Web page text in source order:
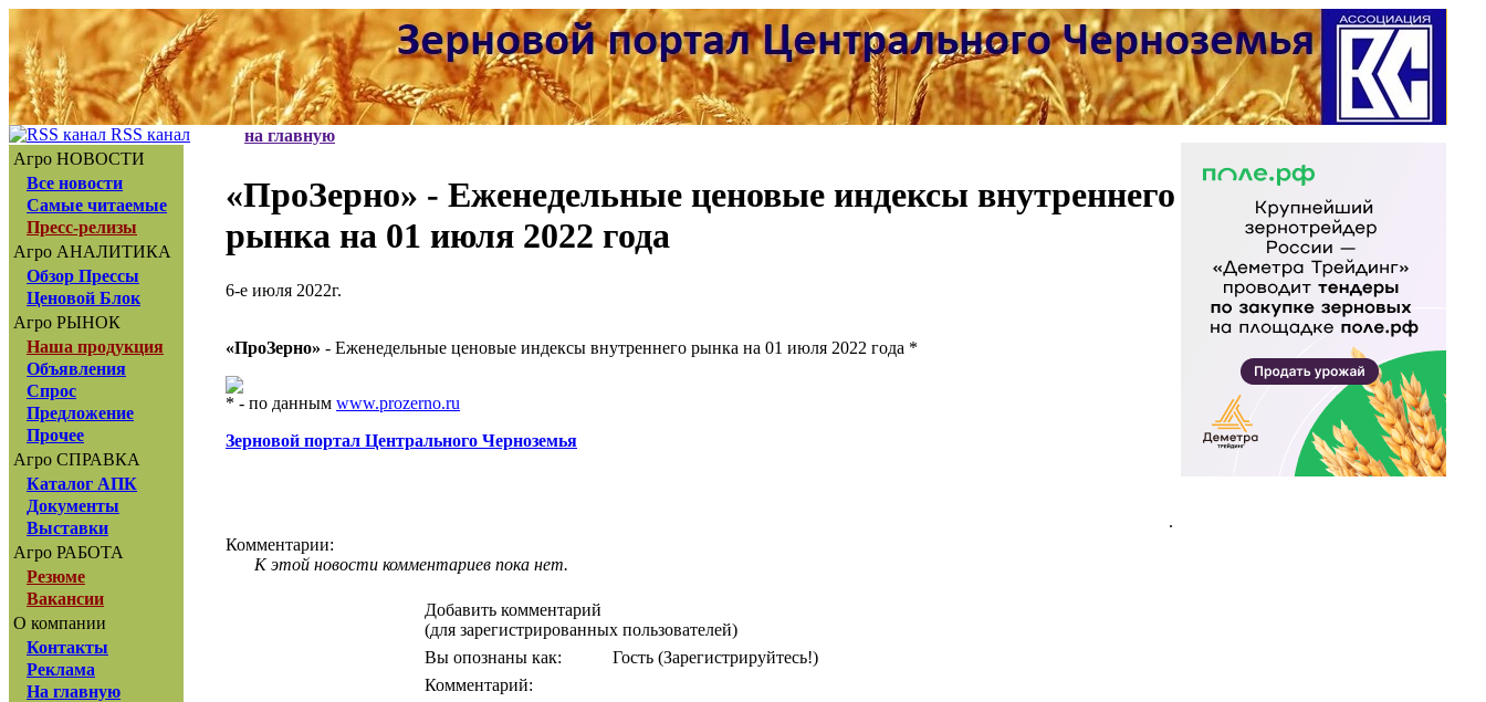
RSS канал
Агро НОВОСТИ
Все новости
Самые читаемые
Пресс-релизы
Агро АНАЛИТИКА
Обзор Прессы
Ценовой Блок
Агро РЫНОК
Наша продукция
Объявления
Спрос
Предложение
Прочее
Агро СПРАВКА
Каталог АПК
Документы
Выставки
Агро РАБОТА
Резюме
Вакансии
О компании
Контакты
Реклама
На главную
на главную
«ПроЗерно» - Еженедельные ценовые индексы внутреннего
рынка на 01 июля 2022 года
6-е июля 2022г.
«ПроЗерно» - Еженедельные ценовые индексы внутреннего рынка на 01 июля 2022 года *
* - по данным www.prozerno.ru
Зерновой портал Центрального Черноземья
.
Комментарии:
К этой новости комментариев пока нет.
Добавить комментарий
(для зарегистрированных пользователей)
Вы опознаны как:
Гость (Зарегистрируйтесь!)
Комментарий: